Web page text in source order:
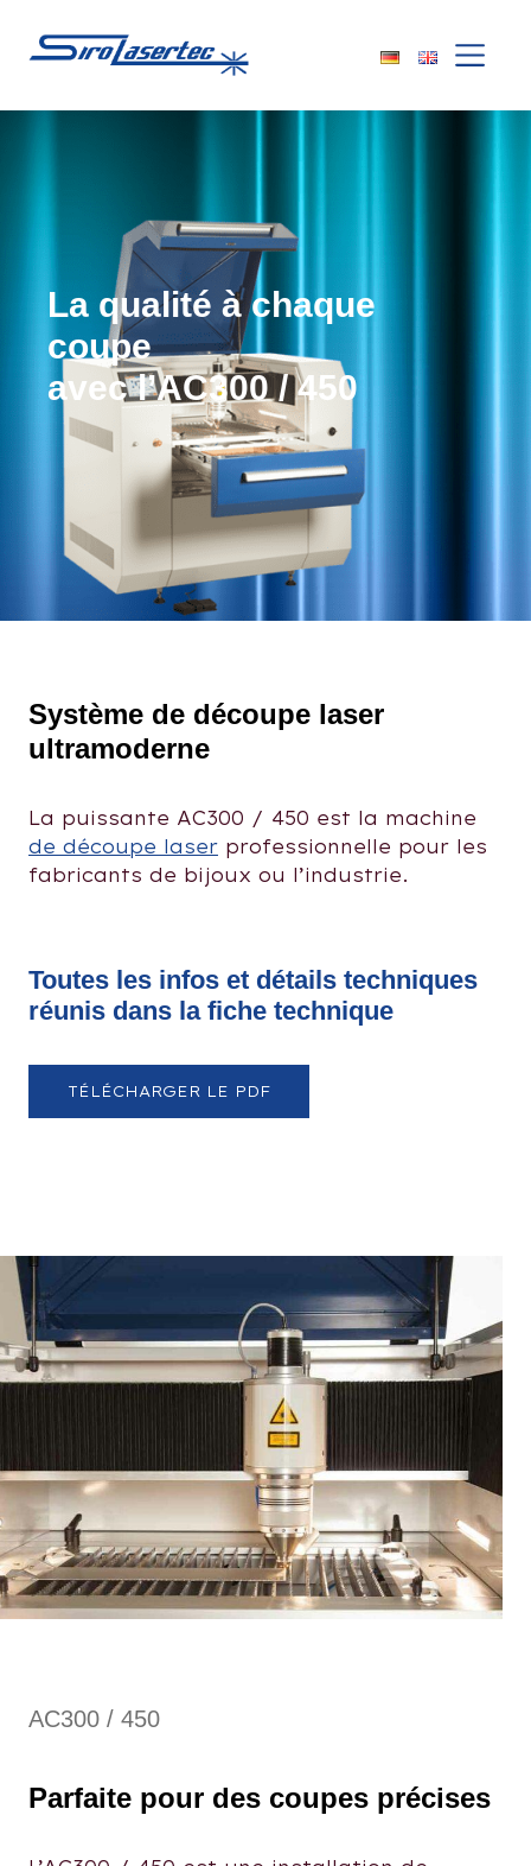
La qualité à chaque
coupe
avec l’AC300 / 450
Système de découpe laser
ultramoderne
La puissante AC300 / 450 est la machine
de découpe laser professionnelle pour les
fabricants de bijoux ou l’industrie.
Toutes les infos et détails techniques
réunis dans la fiche technique
TÉLÉCHARGER LE PDF
AC300 / 450
Parfaite pour des coupes précises